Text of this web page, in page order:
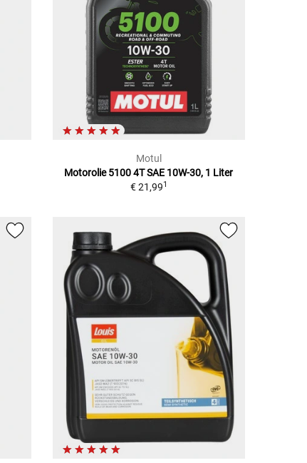
Motul
Motorolie 5100 4T SAE 10W-30, 1 Liter
€ 21,991